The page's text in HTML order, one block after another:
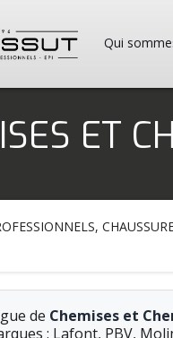
Qui
ET
de Chemises et
: Lafont, PBV,